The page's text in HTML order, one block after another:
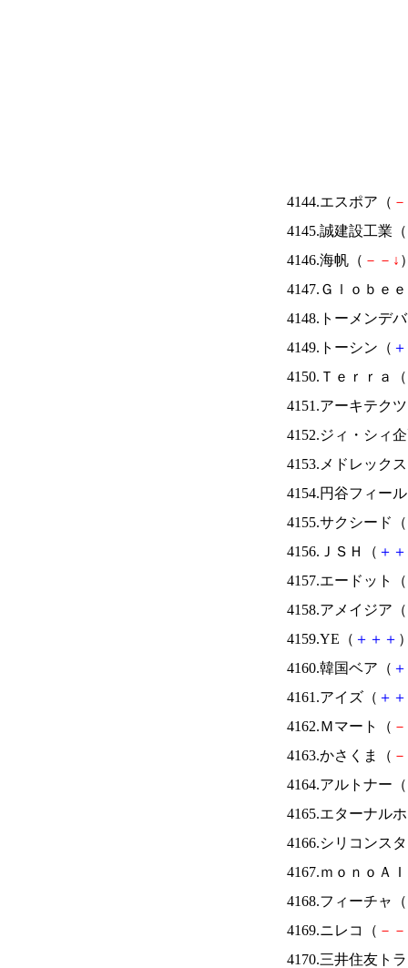
4144.エスポア（ －
4145.誠建設工業（
4146.海帆（ － － ↓
4147.Ｇｌｏｂｅ
4148.トーメンデ
4149.トーシン（ ＋
4150.Ｔｅｒｒａ（
4151.アーキテク
4152.ジィ・シィ
4153.メドレック
4154.円谷フィー
4155.サクシード（
4156.ＪＳＨ（ ＋ ＋
4157.エードット（
4158.アメイジア（
4159.YE（ ＋ ＋ ＋
4160.韓国ベア（ ＋
4161.アイズ（ ＋ ＋
4162.Ｍマート（ －
4163.かさくま（ －
4164.アルトナー（
4165.エターナル
4166.シリコンス
4167.ｍｏｎｏＡ
4168.フィーチャ（
4169.ニレコ（ － －
4170.三井住友ト